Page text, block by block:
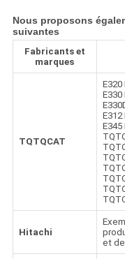
Nous proposons
suivantes
Fabricants et
marques
TQTQCAT
E320
E330
E312
E345
Hitachi
et